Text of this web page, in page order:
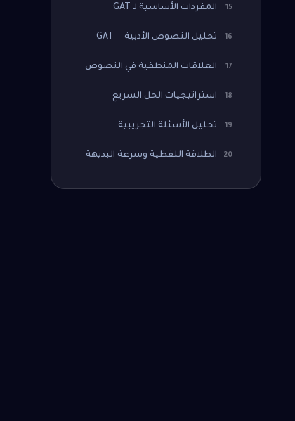
15 المفردات الأساسية لـ GAT
16 تحليل النصوص الأدبية — GAT
17 العلاقات المنطقية في النصوص
18 استراتيجيات الحل السريع
19 تحليل الأسئلة التجريبية
20 الطلاقة اللفظية وسرعة البديهة